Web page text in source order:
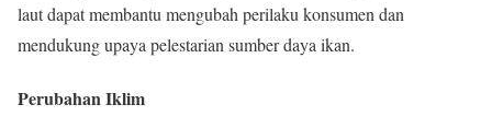
laut dapat membantu mengubah perilaku konsumen dan
mendukung upaya pelestarian sumber daya ikan.
Perubahan Iklim